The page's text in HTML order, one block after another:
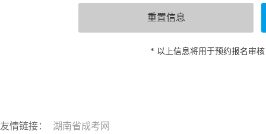
* 以上信息将用于预约报名审
友情链接： 湖南省成考网